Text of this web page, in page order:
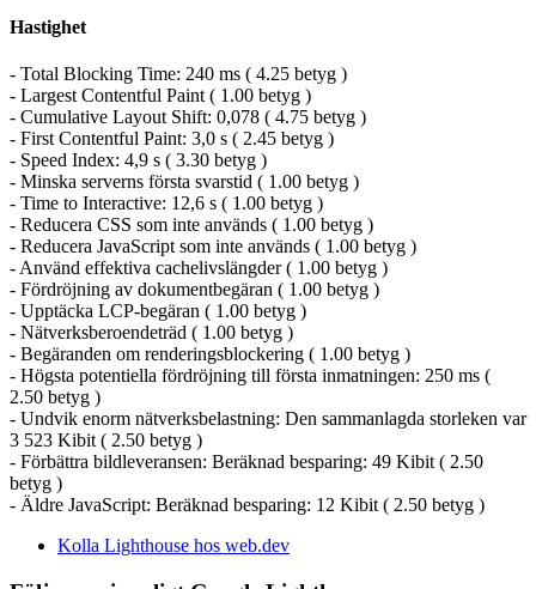
Hastighet
- Total Blocking Time: 240 ms ( 4.25 betyg )
- Largest Contentful Paint ( 1.00 betyg )
- Cumulative Layout Shift: 0,078 ( 4.75 betyg )
- First Contentful Paint: 3,0 s ( 2.45 betyg )
- Speed Index: 4,9 s ( 3.30 betyg )
- Minska serverns första svarstid ( 1.00 betyg )
- Time to Interactive: 12,6 s ( 1.00 betyg )
- Reducera CSS som inte används ( 1.00 betyg )
- Reducera JavaScript som inte används ( 1.00 betyg )
- Använd effektiva cachelivslängder ( 1.00 betyg )
- Fördröjning av dokumentbegäran ( 1.00 betyg )
- Upptäcka LCP-begäran ( 1.00 betyg )
- Nätverksberoendeträd ( 1.00 betyg )
- Begäranden om renderingsblockering ( 1.00 betyg )
- Högsta potentiella fördröjning till första inmatningen: 250 ms (
2.50 betyg )
- Undvik enorm nätverksbelastning: Den sammanlagda storleken var
3 523 Kibit ( 2.50 betyg )
- Förbättra bildleveransen: Beräknad besparing: 49 Kibit ( 2.50
betyg )
- Äldre JavaScript: Beräknad besparing: 12 Kibit ( 2.50 betyg )
Kolla Lighthouse hos web.dev